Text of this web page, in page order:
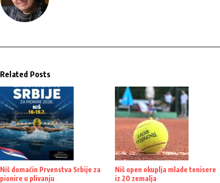
Related Posts
Niš domaćin Prvenstva Srbije za
pionire u plivanju
Niš open okuplja mlade tenisere
iz 20 zemalja